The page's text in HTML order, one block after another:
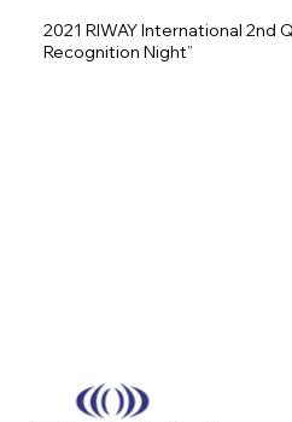
2021 RIWAY International 2nd
Recognition Night”